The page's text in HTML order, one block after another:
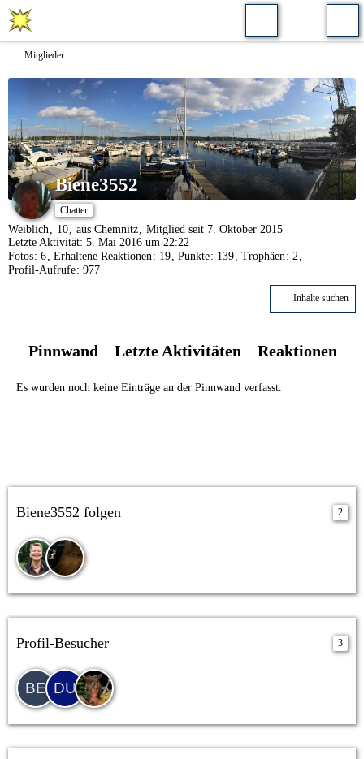
Mitglieder
Biene3552
Chatter
Weiblich 10 aus Chemnitz
Mitglied seit 7. Oktober 2015
Letzte Aktivität: 5. Mai 2016 um 22:22
Fotos 6 Erhaltene Reaktionen 19 Punkte 139 Trophäen
2
Profil-Aufrufe 977
Inhalte suchen
Pinnwand Letzte Aktivitäten Reaktionen
Es wurden noch keine Einträge an der Pinnwand verfasst.
Biene3552 folgen 2
Profil-Besucher 3